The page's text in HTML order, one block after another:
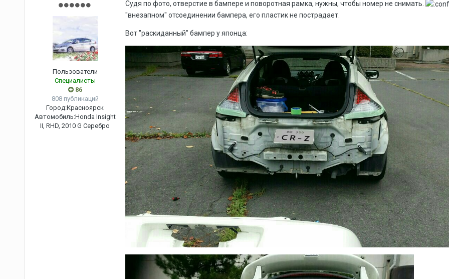
Пользователи
Специалисты
86
808 публикаций
Город:Красноярск
Автомобиль:Honda Insight
II, RHD, 2010 G Серебро
Судя по фото, отверстие в бампере и поворотная рамка, нужны, чтобы номер не снимать.
"внезапном" отсоединении бампера, его пластик не пострадает.
Вот "раскиданный" бампер у японца: